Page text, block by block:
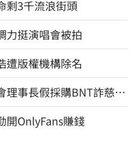
剩3千流浪街頭
挺演唱會被拍
版權機構除名
理事長假採購BNT詐慈濟
OnlyFans賺錢